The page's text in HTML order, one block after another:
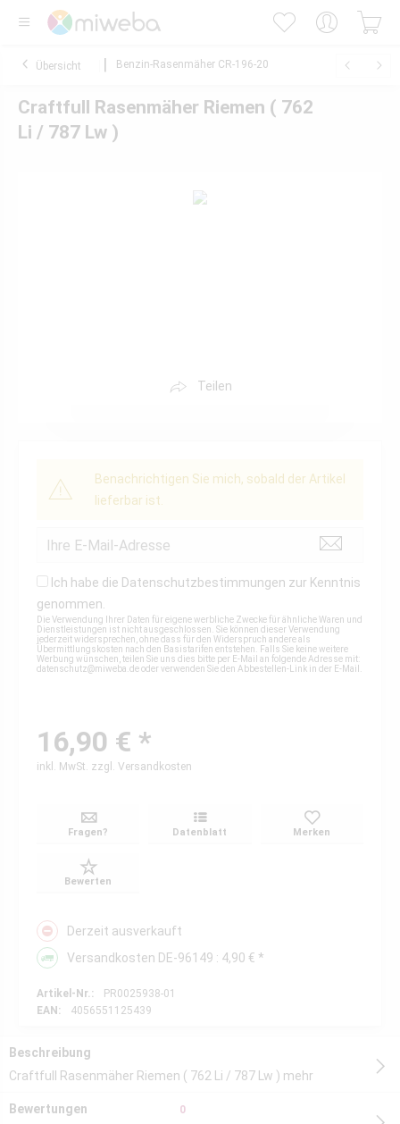
Übersicht Benzin-Rasenmäher CR-196-20
Craftfull Rasenmäher Riemen ( 762
Li / 787 Lw )
Teilen
Benachrichtigen Sie mich, sobald der Artikel
lieferbar ist.
Ich habe die Datenschutzbestimmungen zur Kenntnis
genommen.
Die Verwendung Ihrer Daten für eigene werbliche Zwecke für ähnliche Waren und
Dienstleistungen ist nicht ausgeschlossen. Sie können dieser Verwendung
jederzeit widersprechen, ohne dass für den Widerspruch andere als
Übermittlungskosten nach den Basistarifen entstehen. Falls Sie keine weitere
Werbung wünschen, teilen Sie uns dies bitte per E-Mail an folgende Adresse mit:
datenschutz@miweba.deoder verwenden Sie den Abbestellen-Link in der E-Mail.
16,90 € *
inkl. MwSt. zzgl. Versandkosten
Fragen? Datenblatt Merken
Bewerten
Derzeit ausverkauft
Versandkosten DE-96149 : 4,90 € *
Artikel-Nr.:
PR0025938-01
EAN:
4056551125439
Beschreibung
Craftfull Rasenmäher Riemen ( 762 Li / 787 Lw ) mehr
Bewertungen 0